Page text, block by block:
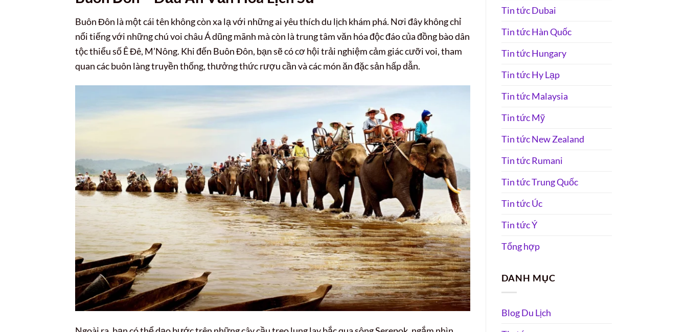
Buôn Đôn là một cái tên không còn xa lạ với những ai yêu thích du lịch khám phá. Nơi đây không chỉ
nổi tiếng với những chú voi châu Á dũng mãnh mà còn là trung tâm văn hóa độc đáo của đồng bào dân
tộc thiểu số Ê Đê, M’Nông. Khi đến Buôn Đôn, bạn sẽ có cơ hội trải nghiệm cảm giác cưỡi voi, tham
quan các buôn làng truyền thống, thưởng thức rượu cần và các món ăn đặc sản hấp dẫn.
Tin tức Dubai
Tin tức Hàn Quốc
Tin tức Hungary
Tin tức Hy Lạp
Tin tức Malaysia
Tin tức Mỹ
Tin tức New Zealand
Tin tức Rumani
Tin tức Trung Quốc
Tin tức Úc
Tin tức Ý
Tổng hợp
DANH MỤC
Blog Du Lịch